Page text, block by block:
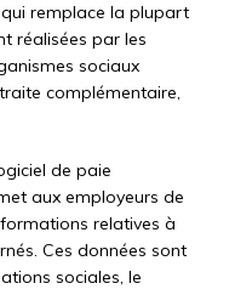
remplace la plupart
réalisées par les
sociaux
complémentaire,
de paie
aux employeurs de
relatives à
Ces données sont
sociales, le